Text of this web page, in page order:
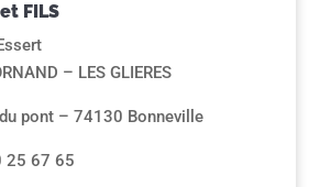
FILS
– LES GLIERES
pont – 74130 Bonneville
25 67 65